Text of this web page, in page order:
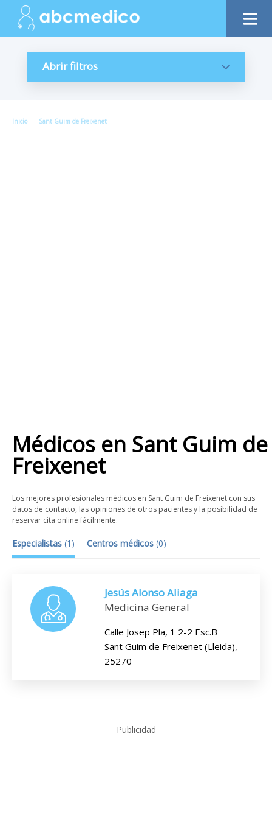
Abrir filtros
Inicio | Sant Guim de Freixenet
Médicos en Sant Guim de
Freixenet
Los mejores profesionales médicos en Sant Guim de Freixenet con sus
datos de contacto, las opiniones de otros pacientes y la posibilidad de
reservar cita online fácilmente.
Especialistas (1 ) Centros médicos (0)
Jesús Alonso Aliaga
Medicina General
Calle Josep Pla, 1 2-2 Esc.B
Sant Guim de Freixenet (Lleida),
25270
Publicidad